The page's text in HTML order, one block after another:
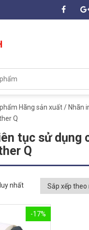
Hãng sản xuất / Nhãn
Q
tục sử dụng
Q
nhất
-17%